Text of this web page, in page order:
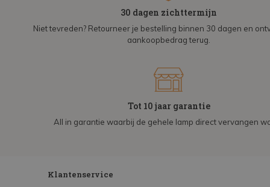
30 dagen zichttermijn
Niet tevreden? Retourneer je bestelling binnen 30 dagen en
aankoopbedrag terug.
Tot 10 jaar garantie
All in garantie waarbij de gehele lamp direct vervangen
Klantenservice